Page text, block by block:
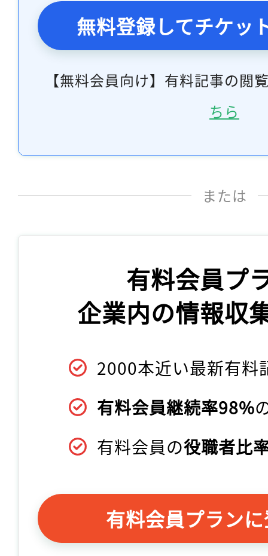
無料登録してチケッ
【無料会員向け】有料記事の閲
ちら
または
有料会員プ
企業内の情報収
2000本近い最新有料
有料会員継続率98%
有料会員の役職者比
有料会員プラン